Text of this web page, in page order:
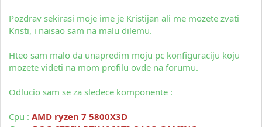
j
Pozdrav sekirasi moje ime je Kristijan ali me mozete zvati
Kristi, i naisao sam na malu dilemu.
Hteo sam malo da unapredim moju pc konfiguraciju koju
mozete videti na mom profilu ovde na forumu.
Odlucio sam se za sledece komponente :
Cpu : AMD ryzen 7 5800X3D